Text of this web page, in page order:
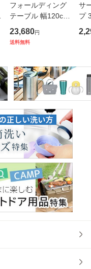
フォールディング
テーブル 幅120cm
奥行き45cm キャ
スター付き 折りた
ッキング 会議机 ミ
ーティング
23,680円
送料無料
サ
プ
フ
ス
マ
保